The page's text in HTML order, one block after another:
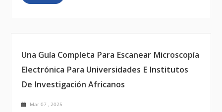
Una Guía Completa Para Escanear Microscopía
Electrónica Para Universidades E Institutos
De Investigación Africanos
Mar 07 , 2025